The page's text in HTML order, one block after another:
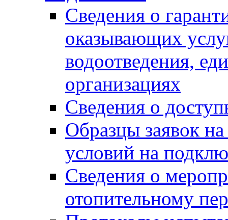
Сведения о
оказывающих
водоотведения,
организациях
Сведения о
Образцы заявок
условий на
Сведения о
отопительному